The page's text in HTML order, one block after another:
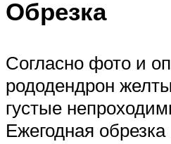
Обрезка
Согласно фото и
рододендрон
густые
Ежегодная